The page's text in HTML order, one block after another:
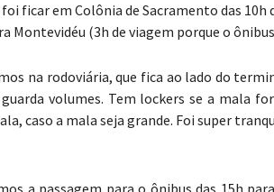
ficar em Colônia de Sacramento das
Montevidéu (3h de viagem porque o
na rodoviária, que fica ao lado do
volumes. Tem lockers se a mala
caso a mala seja grande. Foi super